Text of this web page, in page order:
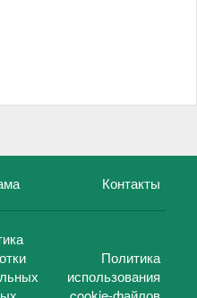
Контакты
Политика
использования